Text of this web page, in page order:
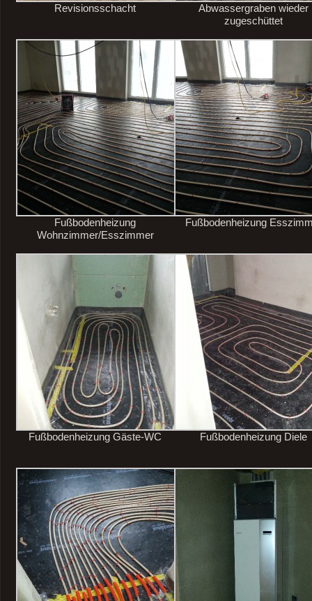
Revisionsschacht
Abwassergraben wieder
zugeschüttet
Fußbodenheizung
Wohnzimmer/Esszimmer
Fußbodenheizung
Fußbodenheizung Gäste-WC Fußbodenheizung Diele